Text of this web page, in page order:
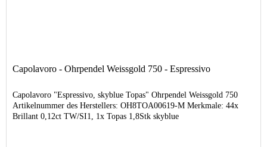
Capolavoro - Ohrpendel Weissgold 750 - Espressivo
Capolavoro "Espressivo, skyblue Topas" Ohrpendel Weissgold 750
Artikelnummer des Herstellers: OH8TOA00619-M Merkmale: 44x
Brillant 0,12ct TW/SI1, 1x Topas 1,8Stk skyblue